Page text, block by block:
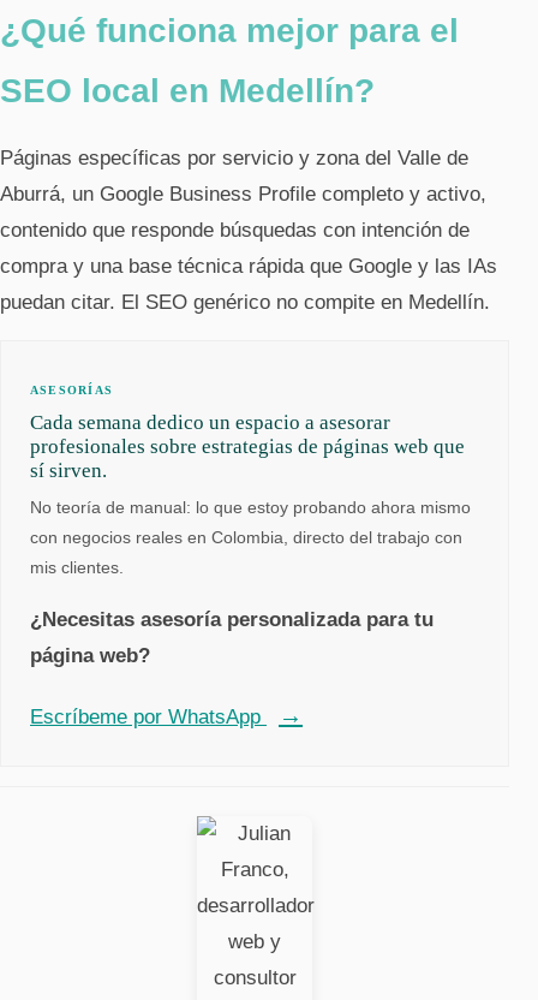
¿Qué funciona mejor para el
SEO local en Medellín?
Páginas específicas por servicio y zona del Valle de
Aburrá, un Google Business Profile completo y activo,
contenido que responde búsquedas con intención de
compra y una base técnica rápida que Google y las IAs
puedan citar. El SEO genérico no compite en Medellín.
ASESORÍAS
Cada semana dedico un espacio a asesorar
profesionales sobre estrategias de páginas web que
sí sirven.
No teoría de manual: lo que estoy probando ahora mismo
con negocios reales en Colombia, directo del trabajo con
mis clientes.
¿Necesitas asesoría personalizada para tu
página web?
Escríbeme por WhatsApp